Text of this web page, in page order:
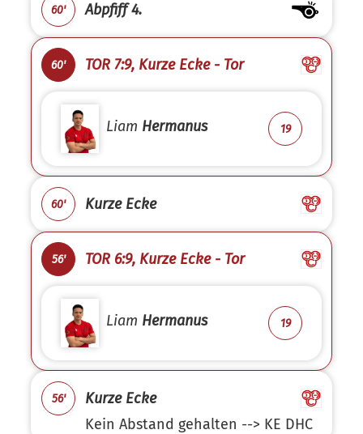
60' Abpfiff 4.
60' TOR 7:9, Kurze Ecke - Tor
Liam Hermanus 19
60' Kurze Ecke
56' TOR 6:9, Kurze Ecke - Tor
Liam Hermanus 19
56'
Kurze Ecke
Kein Abstand gehalten --> KE DHC